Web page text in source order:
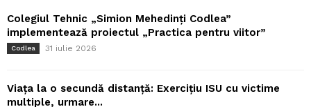
Colegiul Tehnic „Simion Mehedinți Codlea”
implementează proiectul „Practica pentru viitor”
Codlea 31 iulie 2026
Viața la o secundă distanță: Exercițiu ISU cu victime
multiple, urmare...